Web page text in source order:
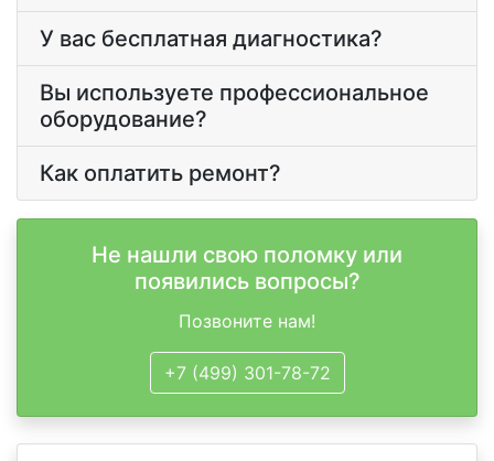
У вас бесплатная диагностика?
Вы используете профессиональное
оборудование?
Как оплатить ремонт?
Не нашли свою поломку или
появились вопросы?
Позвоните нам!
+7 (499) 301-78-72